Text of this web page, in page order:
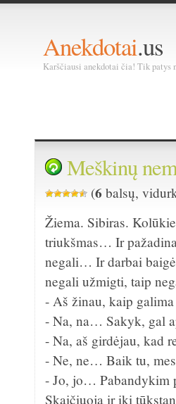
Anekdotai.us
Karščiausi anekdotai čia! Tik
Meškinų
(6 balsų,
Žiema. Sibiras.
triukšmas… Ir
negali… Ir darbai
negali užmigti, taip
- Aš žinau, kaip
- Na, na… Sakyk, gal
- Na, aš girdėjau, kad
- Ne, ne… Baik tu,
- Jo, jo…
Skaičiuoja ir iki